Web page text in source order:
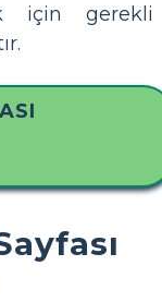
için gerekli